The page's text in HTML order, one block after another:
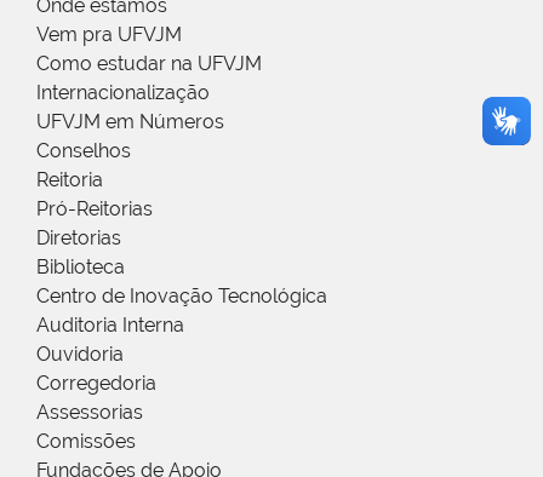
Onde estamos
Vem pra UFVJM
Como estudar na UFVJM
Internacionalização
UFVJM em Números
Conselhos
Reitoria
Pró-Reitorias
Diretorias
Biblioteca
Centro de Inovação Tecnológica
Auditoria Interna
Ouvidoria
Corregedoria
Assessorias
Comissões
Fundações de Apoio